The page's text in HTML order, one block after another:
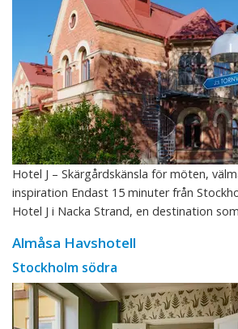
Hotel J – Skärgårdskänsla för möten,
inspiration Endast 15 minuter från
Hotel J i Nacka Strand, en destination
Almåsa Havshotell
Stockholm södra